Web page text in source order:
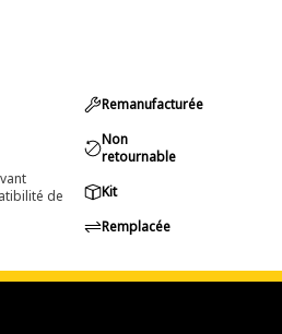
de
Remanufacturée
Non
retournable
Kit
Remplacée